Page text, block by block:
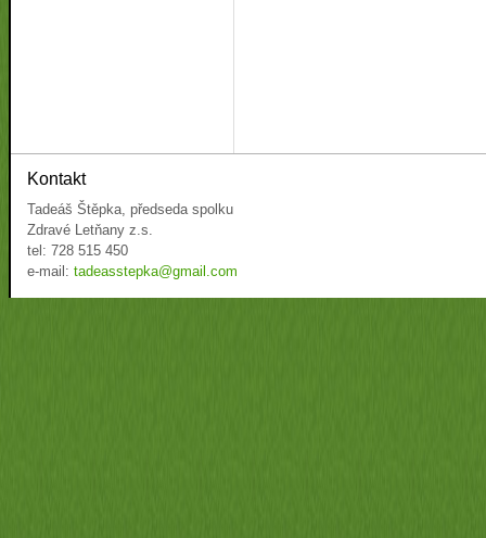
Kontakt
Tadeáš Štěpka, předseda spolku
Zdravé Letňany z.s.
tel: 728 515 450
e-mail: tadeasstepka@gmail.com